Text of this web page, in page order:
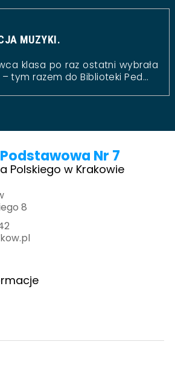
MUZYKI.
klasa po raz ostatni wybrała
tym razem do Biblioteki Ped...
Nr 7
Polskiego w Krakowie
8